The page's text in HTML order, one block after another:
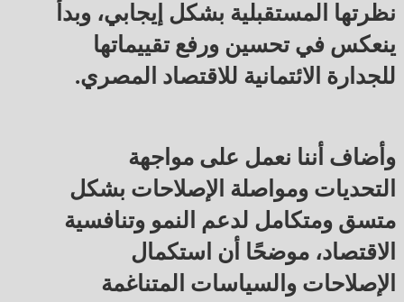
نظرتها المستقبلية بشكل إيجابي، وبدأ
ينعكس في تحسين ورفع تقييماتها
للجدارة الائتمانية للاقتصاد المصري.
وأضاف أننا نعمل على مواجهة
التحديات ومواصلة الإصلاحات بشكل
متسق ومتكامل لدعم النمو وتنافسية
الاقتصاد، موضحًا أن استكمال
الإصلاحات والسياسات المتناغمة